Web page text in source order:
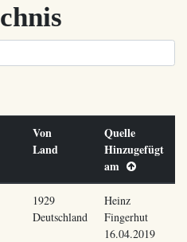
Von
Land
Quelle
Hinzugefügt
am
1929
Deutschland
Heinz
Fingerhut
16.04.2019